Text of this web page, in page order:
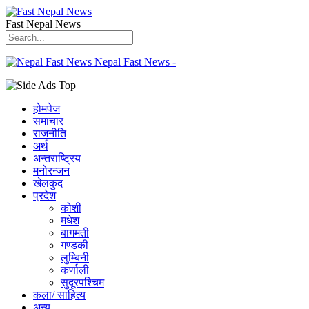
Fast Nepal News
Nepal Fast News -
होमपेज
समाचार
राजनीति
अर्थ
अन्तराष्ट्रिय
मनोरन्जन
खेलकुद
प्रदेश
कोशी
मधेश
बागमती
गण्डकी
लुम्बिनी
कर्णाली
सुदूरपश्चिम
कला/ साहित्य